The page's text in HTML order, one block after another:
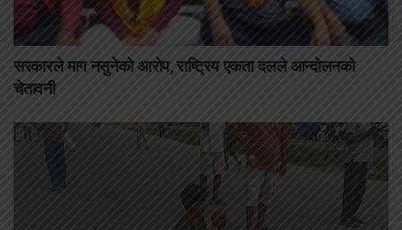
सरकारले माग नसुनेको आरोप, राष्ट्रिय एकता दलले आन्दोलनको
चेतावनी